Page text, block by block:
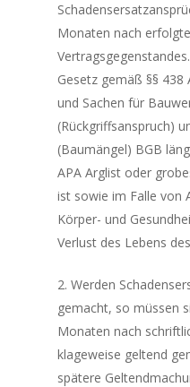
Monaten nach
Gesetz gemäß §§ 438
und Sachen für
(Rückgriffsanspruch)
(Baumängel) BGB
APA Arglist oder
ist sowie im Falle von
Körper- und
Verlust des Lebens
2. Werden
gemacht, so müssen
Monaten nach
klageweise geltend
spätere